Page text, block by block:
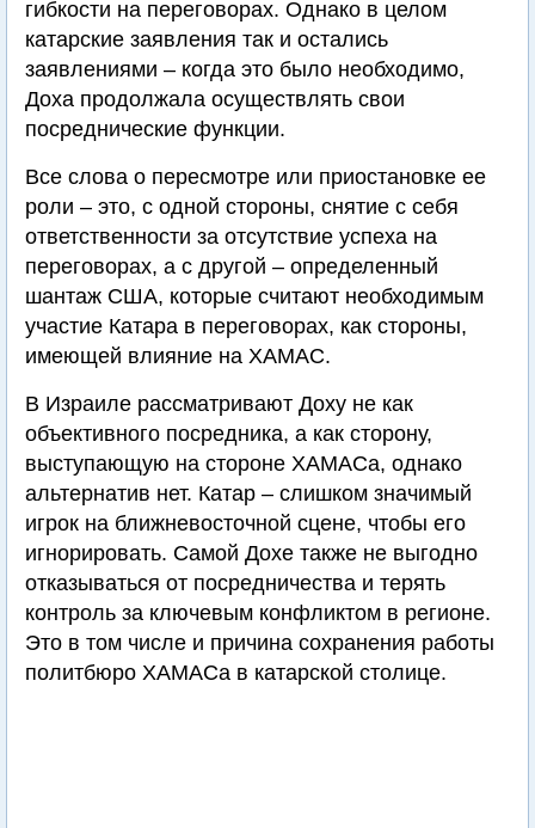
гибкости на переговорах. Однако в целом
катарские заявления так и остались
заявлениями – когда это было необходимо,
Доха продолжала осуществлять свои
посреднические функции.
Все слова о пересмотре или приостановке ее
роли – это, с одной стороны, снятие с себя
ответственности за отсутствие успеха на
переговорах, а с другой – определенный
шантаж США, которые считают необходимым
участие Катара в переговорах, как стороны,
имеющей влияние на ХАМАС.
В Израиле рассматривают Доху не как
объективного посредника, а как сторону,
выступающую на стороне ХАМАСа, однако
альтернатив нет. Катар – слишком значимый
игрок на ближневосточной сцене, чтобы его
игнорировать. Самой Дохе также не выгодно
отказываться от посредничества и терять
контроль за ключевым конфликтом в регионе.
Это в том числе и причина сохранения работы
политбюро ХАМАСа в катарской столице.